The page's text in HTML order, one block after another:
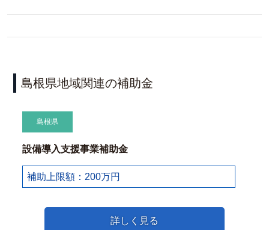
島根県地域関連の補助金
島根県
設備導入支援事業補助金
補助上限額：200万円
詳しく見る